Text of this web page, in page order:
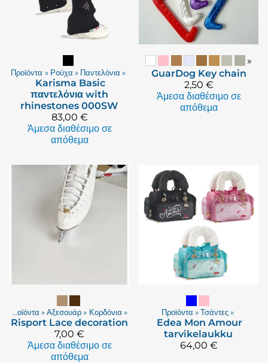
Προϊόντα ‪» Ρούχα ‪» Παντελόνια ‪»
Karisma Basic
παντελόνια with
rhinestones 000SW
83,00 €
Άμεσα διαθέσιμο σε
απόθεμα
»
GuarDog Key chain
2,50 €
Άμεσα διαθέσιμο σε
απόθεμα
Προϊόντα ‪» Αξεσουάρ ‪» Κορδόνια ‪»
Risport Lace decoration
7,00 €
Άμεσα διαθέσιμο σε
απόθεμα
Προϊόντα ‪»Τσάντες‪»
Edea Mon Amour
tarvikelaukku
64,00 €